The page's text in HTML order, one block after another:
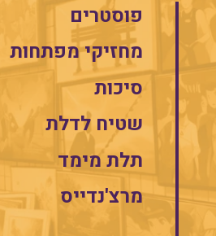
פוסטרים
מחזיקי מפתחות
סיכות
שטיח לדלת
תלת מימד
מרצ'נדייס